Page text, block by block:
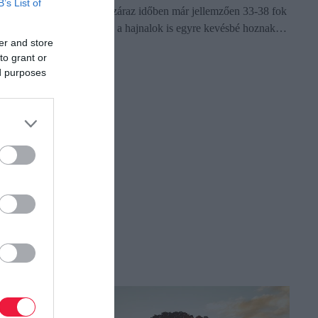
List of
and store
grant or
purposes
második felétől a derült, száraz időben már jellemzően 33-38 fok
között lesz a napi csúcs és a hajnalok is egyre kevésbé hoznak…